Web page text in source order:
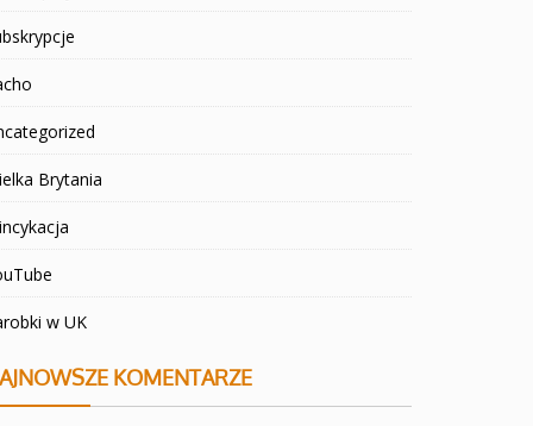
Brytania
w UK
KOMENTARZE